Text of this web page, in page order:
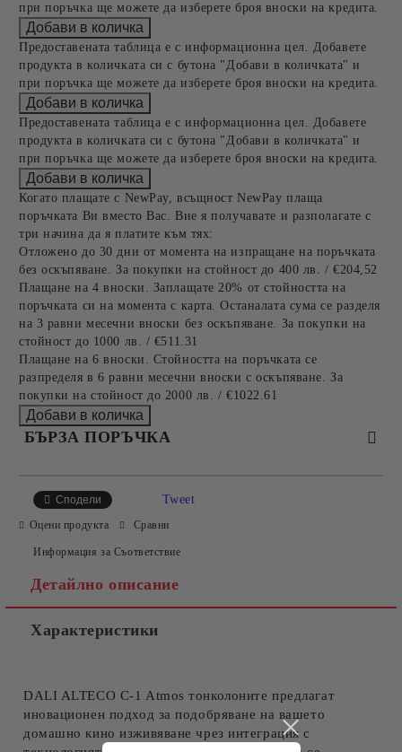
при поръчка ще можете да изберете броя вноски на кредита.
Предоставената таблица е с информационна цел. Добавете
продукта в количката си с бутона "Добави в количката" и
при поръчка ще можете да изберете броя вноски на кредита.
Предоставената таблица е с информационна цел. Добавете
продукта в количката си с бутона "Добави в количката" и
при поръчка ще можете да изберете броя вноски на кредита.
Когато плащате с NewPay, всъщност NewPay плаща
поръчката Ви вместо Вас. Вие я получавате и разполагате с
три начина да я платите към тях:
Отложено до 30 дни от момента на изпращане на поръчката
без оскъпяване. За покупки на стойност до 400 лв. / €204,52
Плащане на 4 вноски. Заплащате 20% от стойността на
поръчката си на момента с карта. Останалата сума се разделя
на 3 равни месечни вноски без оскъпяване. За покупки на
стойност до 1000 лв. / €511.31
Плащане на 6 вноски. Стойността на поръчката се
разпределя в 6 равни месечни вноски с оскъпяване. За
покупки на стойност до 2000 лв. / €1022.61
БЪРЗА ПОРЪЧКА
Съгласен съм с
Ние ще се свържем с вас в рамките на работния ден.
Сподели Tweet
Оцени продукта Сравни
Информация за Съответствие
Детайлно описание
Характеристики
DALI ALTECO C-1 Atmos тонколоните предлагат
иновационен подход за подобряване на вашето
домашно кино изживяване чрез интеграция с